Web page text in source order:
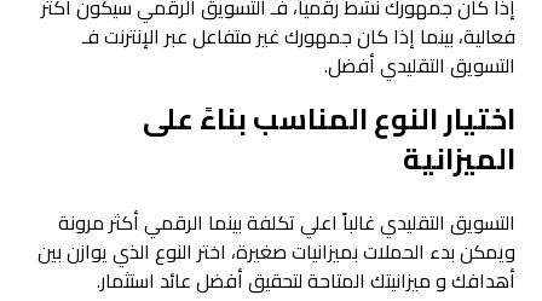
إذا كان جمهورك نشط رقمياً، فـ التسويق الرقمي سيكون أكثر
فعالية، بينما إذا كان جمهورك غير متفاعل عبر الإنترنت فـ
التسويق التقليدي أفضل.
اختيار النوع المناسب بناءً على
الميزانية
التسويق التقليدي غالباً اعلي تكلفة بينما الرقمي أكثر مرونة
ويمكن بدء الحملات بميزانيات صغيرة، اختر النوع الذي يوازن بين
أهدافك و ميزانيتك المتاحة لتحقيق أفضل عائد استثمار.